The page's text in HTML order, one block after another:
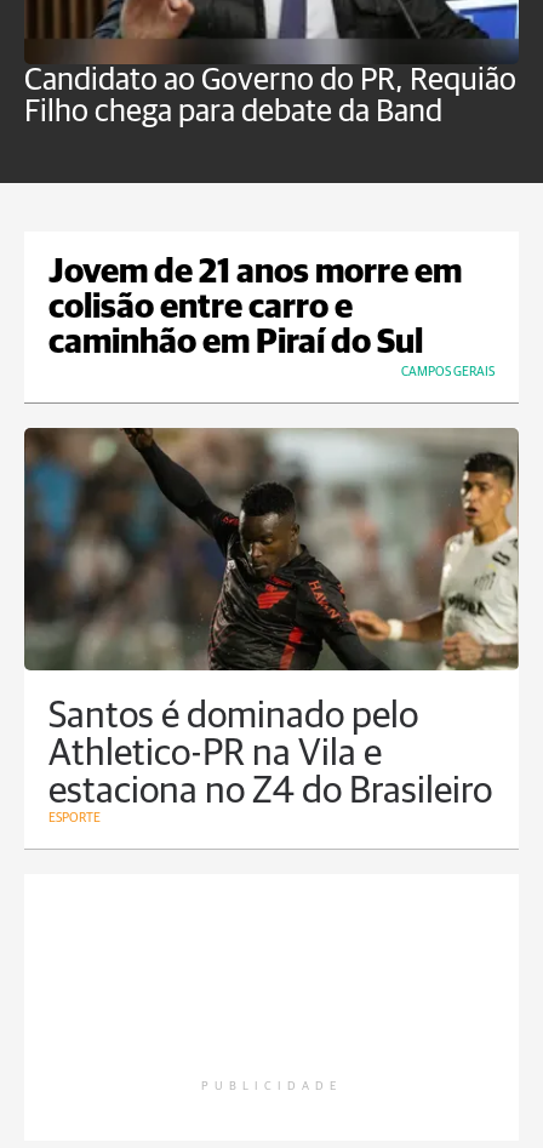
Candidato ao Governo do PR, Requião
Filho chega para debate da Band
Jovem de 21 anos morre em
colisão entre carro e
caminhão em Piraí do Sul
CAMPOS GERAIS
Santos é dominado pelo
Athletico-PR na Vila e
estaciona no Z4 do Brasileiro
ESPORTE
PUBLICIDADE